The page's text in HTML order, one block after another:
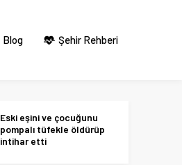
Blog Şehir Rehberi
Eski eşini ve çocuğunu
pompalı tüfekle öldürüp
intihar etti